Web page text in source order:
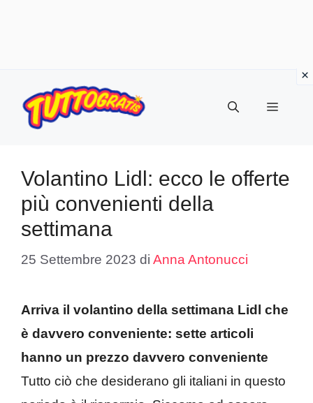
contenuto
Menu
Volantino Lidl: ecco le offerte
più convenienti della
settimana
25 Settembre 2023 di Anna Antonucci
Arriva il volantino della settimana Lidl che
è davvero conveniente: sette articoli
hanno un prezzo davvero conveniente
Tutto ciò che desiderano gli italiani in questo